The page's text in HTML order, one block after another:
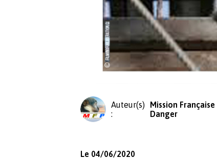
Auteur(s)
:
Mission
Danger
Le 04/06/2020